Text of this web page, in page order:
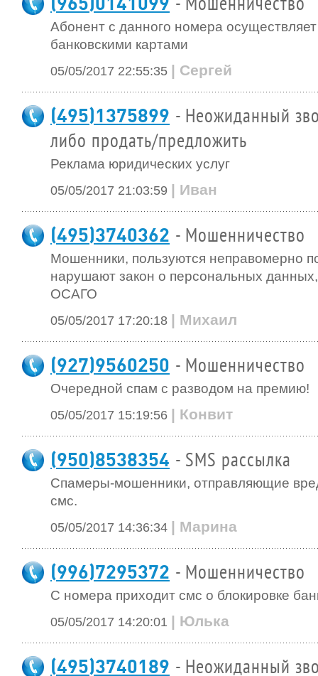
- Мошенничество
Абонент с данного номера
банковскими картами
05/05/2017 22:55:35 | Сергей
(495)1375899 - Неожиданный
либо продать/предложить
Реклама юридических услуг
05/05/2017 21:03:59 | Иван
(495)3740362 - Мошенничество
Мошенники, пользуются неправомерно
нарушают закон о персональных
ОСАГО
05/05/2017 17:20:18 | Михаил
(927)9560250 - Мошенничество
Очередной спам с разводом на премию!
05/05/2017 15:19:56 | Конвит
(950)8538354 - SMS рассылка
Спамеры-мошенники, отправляющие
смс.
05/05/2017 14:36:34 | Марина
(996)7295372 - Мошенничество
С номера приходит смс о блокировке
05/05/2017 14:20:01 | Юлька
(495)3740189 - Неожиданный